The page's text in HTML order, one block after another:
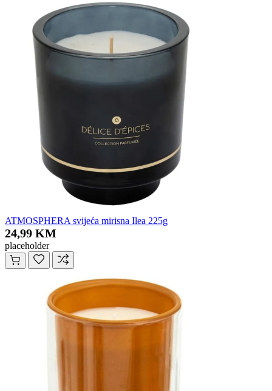
ATMOSPHERA svijeća mirisna Ilea 225g
24,99 KM
placeholder